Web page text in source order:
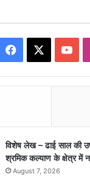
Facebook
विशेष लेख – ढाई साल की
श्रमिक कल्याण के क्षेत्र में
August 7, 2026